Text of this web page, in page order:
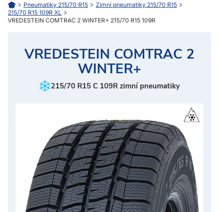
Pneumatiky 215/70 R15
Zimní pneumatiky 215/70 R15
215/70 R15 109R XL
VREDESTEIN COMTRAC 2 WINTER+ 215/70 R15 109R
VREDESTEIN COMTRAC 2
WINTER+
215/70 R15 C 109R zimní pneumatiky